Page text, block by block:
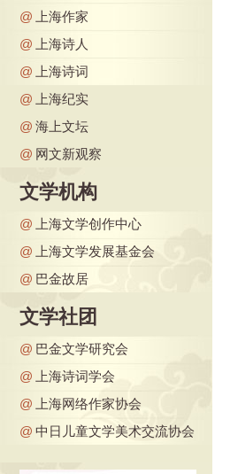
@
上海作家
@
上海诗人
@
上海诗词
@
上海纪实
@ 海上文坛
@ 网文新观察
文学机构
@
上海文学创作中心
@
上海文学发展基金会
@ 巴金故居
文学社团
@ 巴金文学研究会
@
上海诗词学会
@
上海网络作家协会
@ 中日儿童文学美术交流协会